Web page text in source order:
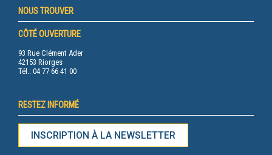
NOUS TROUVER
RESTEZ INFORMÉ
CÔTÉ OUVERTURE
93 Rue Clément Ader
42153 Riorges
Tél.: 04 77 66 41 00
INSCRIPTION À LA NEWSLETTER